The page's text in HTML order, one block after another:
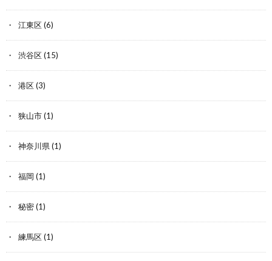
江東区(6)
渋谷区(15)
港区(3)
狭山市(1)
神奈川県(1)
福岡 (1)
秘密(1)
練馬区(1)